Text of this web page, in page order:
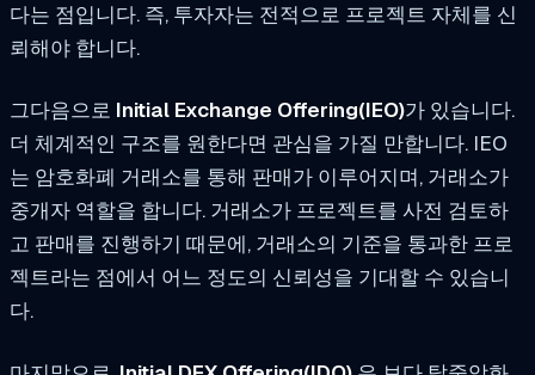
다는 점입니다. 즉, 투자자는 전적으로 프로젝트 자체를 신
뢰해야 합니다.
그다음으로 Initial Exchange Offering(IEO)가 있습니다.
더 체계적인 구조를 원한다면 관심을 가질 만합니다. IEO
는 암호화폐 거래소를 통해 판매가 이루어지며, 거래소가
중개자 역할을 합니다. 거래소가 프로젝트를 사전 검토하
고 판매를 진행하기 때문에, 거래소의 기준을 통과한 프로
젝트라는 점에서 어느 정도의 신뢰성을 기대할 수 있습니
다.